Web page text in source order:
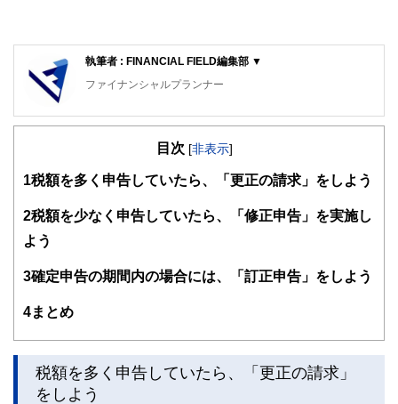
執筆者 : FINANCIAL FIELD編集部 ▼
ファイナンシャルプランナー
FinancialField編集部は、金融、経済に関する記事を、日々
知識がない方でも理解できるようわかりやすく発信していま
得者を中心に「お金や暮らし」に関する書籍・雑誌の編集経
験者で構成され、企画立案から記事掲載まですべての工程に
FinancialFieldの特徴は、ファイナンシャルプランナー、弁
をわかりやすく発信している点です。
このように編集経験豊富なメンバーと金融や経済に精通した
目次 [非表示]
1 税額を多く申告していたら、「更正の請求」をしよう
2税額を少なく申告していたら、「修正申告」を実施し
よう
3確定申告の期間内の場合には、「訂正申告」をしよう
4まとめ
税額を多く申告していたら、「更正の請求」
をしよう